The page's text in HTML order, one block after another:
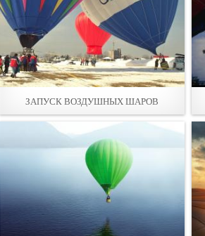
ЗАПУСК ВОЗДУШНЫХ ШАРОВ